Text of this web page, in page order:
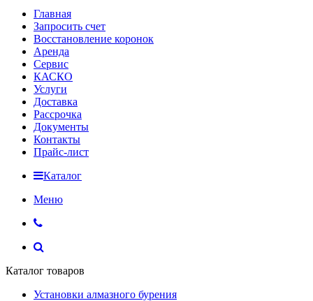
Главная
Запросить счет
Восстановление коронок
Аренда
Сервис
КАСКО
Услуги
Доставка
Рассрочка
Документы
Контакты
Прайс-лист
Каталог
Меню
Каталог товаров
Установки алмазного бурения